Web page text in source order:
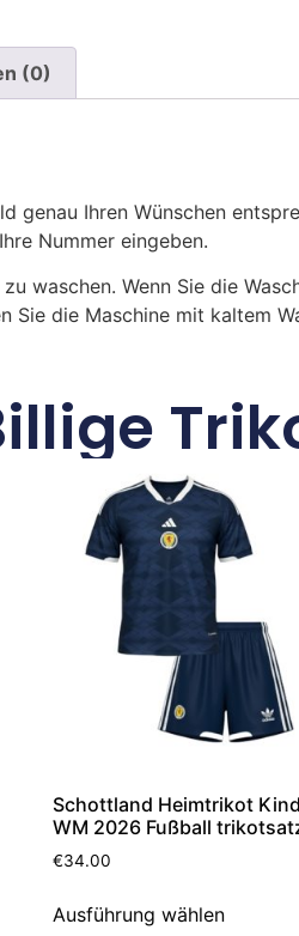
(0)
genau Ihren Wünschen
Nummer eingeben.
waschen. Wenn Sie die
Sie die Maschine mit kaltem
Schottland Heimtrikot
WM 2026 Fußball
€34.00
Ausführung wählen